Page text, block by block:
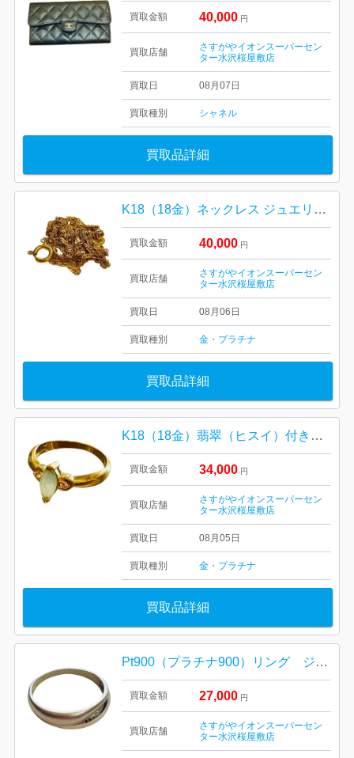
買取金額 40,000 円
買取店舗
さすがやイオンスーパーセン
ター水沢桜屋敷店
買取日 08月07日
買取種別 シャネル
買取品詳細
K18（18金）ネックレス ジュエリー アクセサリー
買取金額 40,000 円
買取店舗
さすがやイオンスーパーセン
ター水沢桜屋敷店
買取日 08月06日
買取種別 金・プラチナ
買取品詳細
K18（18金）翡翠（ヒスイ）付きリング ジュエリー アクセサリー
買取金額 34,000 円
買取店舗
さすがやイオンスーパーセン
ター水沢桜屋敷店
買取日 08月05日
買取種別 金・プラチナ
買取品詳細
Pt900（プラチナ900）リング ジュエリー アクセサリー
買取金額 27,000 円
買取店舗
さすがやイオンスーパーセン
ター水沢桜屋敷店